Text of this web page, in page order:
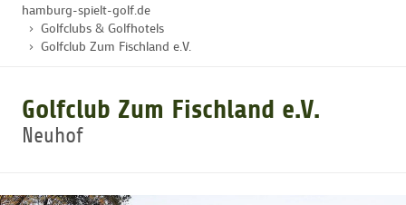
STARTSEITE
GOLFTURNIERE
GOLF CARD
hamburg-spielt-golf.de
Golfclubs & Golfhotels
Golfclub Zum Fischland e.V.
Golfclub Zum Fischland e.V.
Neuhof